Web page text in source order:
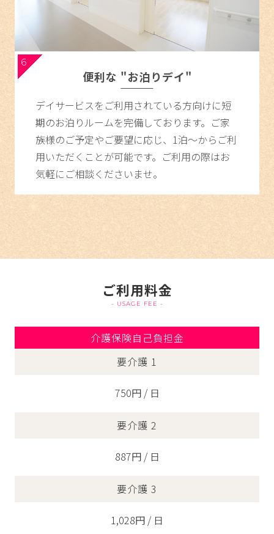
6
便利な "お泊りデイ"
デイサービスをご利用されている方向けに短
期のお泊りルームを完備しております。ご家
族様のご予定やご要望に応じ、1泊～からご利
用いただくことが可能です。ご利用の際はお
気軽にご相談くださいませ。
ご利用料金
- USAGE FEE -
介護保険自己負担金
要介護 1
750円 / 日
要介護 2
887円 / 日
要介護 3
1,028円 / 日